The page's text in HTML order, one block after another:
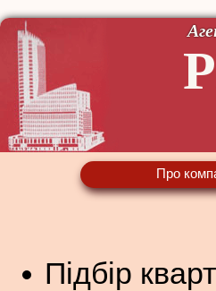
Про
Підбір